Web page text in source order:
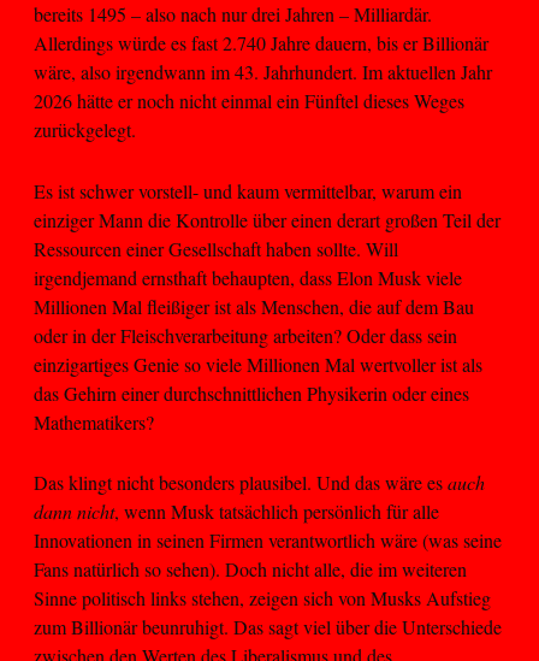
bereits 1495 – also nach nur drei Jahren – Milliardär.
Allerdings würde es fast 2.740 Jahre dauern, bis er Billionär
wäre, also irgendwann im 43. Jahrhundert. Im aktuellen Jahr
2026 hätte er noch nicht einmal ein Fünftel dieses Weges
zurückgelegt.
Es ist schwer vorstell- und kaum vermittelbar, warum ein
einziger Mann die Kontrolle über einen derart großen Teil der
Ressourcen einer Gesellschaft haben sollte. Will
irgendjemand ernsthaft behaupten, dass Elon Musk viele
Millionen Mal fleißiger ist als Menschen, die auf dem Bau
oder in der Fleischverarbeitung arbeiten? Oder dass sein
einzigartiges Genie so viele Millionen Mal wertvoller ist als
das Gehirn einer durchschnittlichen Physikerin oder eines
Mathematikers?
Das klingt nicht besonders plausibel. Und das wäre esauch
dann nicht, wenn Musk tatsächlich persönlich für alle
Innovationen in seinen Firmen verantwortlich wäre (was seine
Fans natürlich so sehen). Doch nicht alle, die im weiteren
Sinne politisch links stehen, zeigen sich von Musks Aufstieg
zum Billionär beunruhigt. Das sagt viel über die Unterschiede
zwischen den Werten des Liberalismus und des